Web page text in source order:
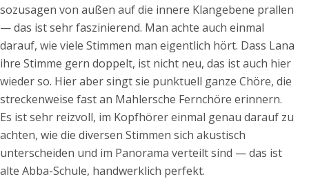
sozusagen von außen auf die innere Klangebene prallen
— das ist sehr faszinierend. Man achte auch einmal
darauf, wie viele Stimmen man eigentlich hört. Dass Lana
ihre Stimme gern doppelt, ist nicht neu, das ist auch hier
wieder so. Hier aber singt sie punktuell ganze Chöre, die
streckenweise fast an Mahlersche Fernchöre erinnern.
Es ist sehr reizvoll, im Kopfhörer einmal genau darauf zu
achten, wie die diversen Stimmen sich akustisch
unterscheiden und im Panorama verteilt sind — das ist
alte Abba-Schule, handwerklich perfekt.